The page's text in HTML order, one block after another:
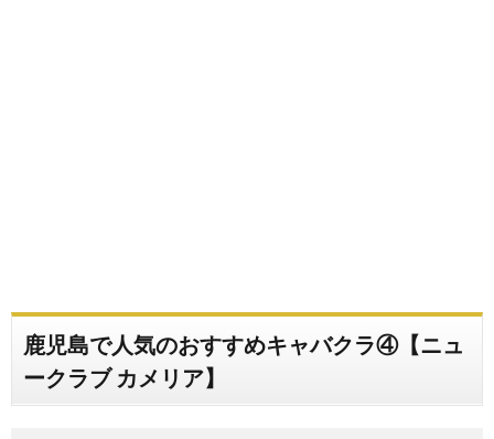
鹿児島で人気のおすすめキャバクラ④【ニュ
ークラブ カメリア】